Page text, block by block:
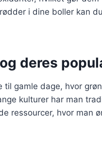
i dine boller kan
deres
til gamle dage, hvor
kulturer har man
ressourcer, hvor man